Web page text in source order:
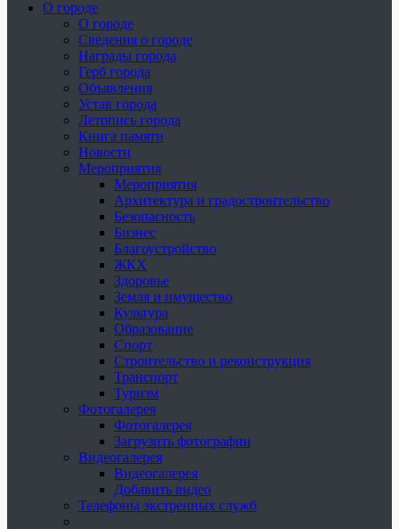
О городе
О городе
Сведения о городе
Награды города
Герб города
Объявления
Устав города
Летопись города
Книга памяти
Новости
Мероприятия
Мероприятия
Архитектура и градостроительство
Безопасность
Бизнес
Благоустройство
ЖКХ
Здоровье
Земля и имущество
Культура
Образование
Спорт
Строительство и реконструкция
Транспорт
Туризм
Фотогалерея
Фотогалерея
Загрузить фотографии
Видеогалерея
Видеогалерея
Добавить видео
Телефоны экстренных служб